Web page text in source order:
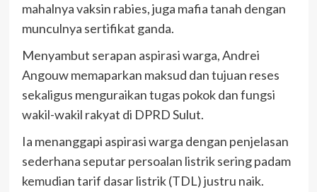
mahalnya vaksin rabies, juga mafia tanah dengan
munculnya sertifikat ganda.
Menyambut serapan aspirasi warga, Andrei
Angouw memaparkan maksud dan tujuan reses
sekaligus menguraikan tugas pokok dan fungsi
wakil-wakil rakyat di DPRD Sulut.
Ia menanggapi aspirasi warga dengan penjelasan
sederhana seputar persoalan listrik sering padam
kemudian tarif dasar listrik (TDL) justru naik.